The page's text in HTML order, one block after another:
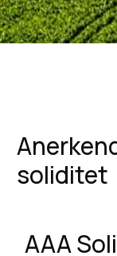
soliditet
AAA